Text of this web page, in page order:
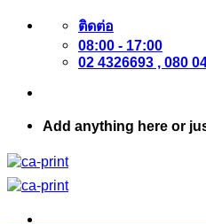
ข้าม
ติดต่อ
08:00 - 17:00
02 4326693 , 080
Add anything here or